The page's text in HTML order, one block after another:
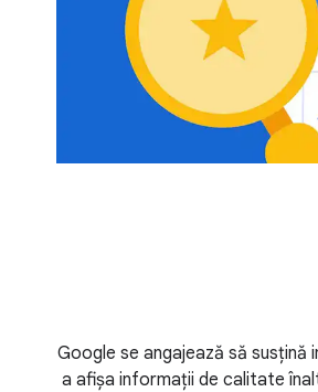
Google se angajează să
a afișa informații de calitate